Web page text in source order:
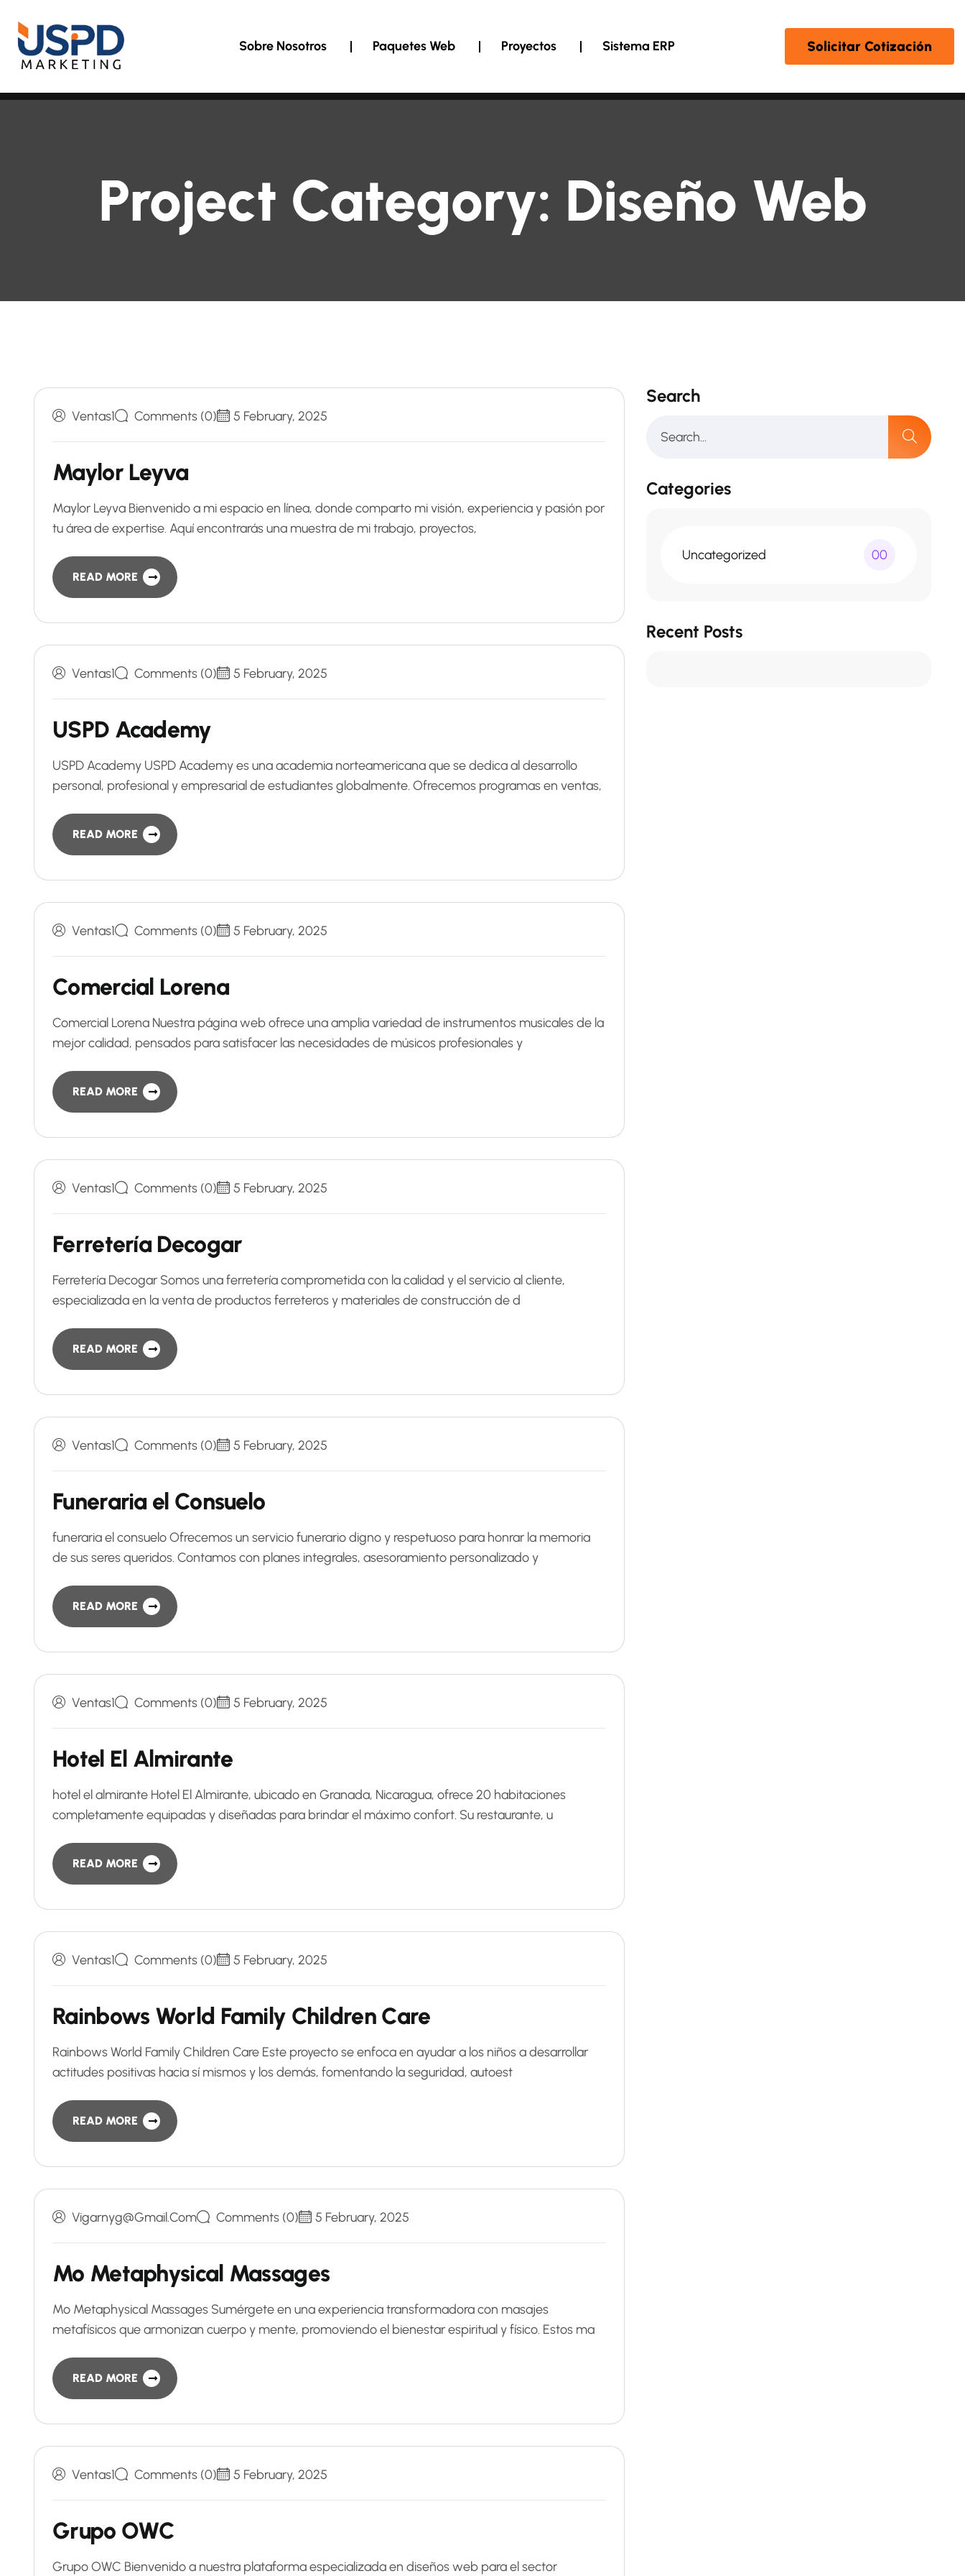
Sobre Nosotros Paquetes Web Proyectos Sistema ERP Solicitar Cotización
Project Category: Diseño Web
Ventas1 Comments (0) 5 February, 2025
Maylor Leyva
Maylor Leyva Bienvenido a mi espacio en línea, donde comparto mi visión, experiencia y pasión por
tu área de expertise. Aquí encontrarás una muestra de mi trabajo, proyectos,
READ MORE
Ventas1 Comments (0) 5 February, 2025
USPD Academy
USPD Academy USPD Academy es una academia norteamericana que se dedica al desarrollo
personal, profesional y empresarial de estudiantes globalmente. Ofrecemos programas en ventas,
READ MORE
Ventas1 Comments (0) 5 February, 2025
Comercial Lorena
Comercial Lorena Nuestra página web ofrece una amplia variedad de instrumentos musicales de la
mejor calidad, pensados para satisfacer las necesidades de músicos profesionales y
READ MORE
Ventas1 Comments (0) 5 February, 2025
Ferretería Decogar
Ferretería Decogar Somos una ferretería comprometida con la calidad y el servicio al cliente,
especializada en la venta de productos ferreteros y materiales de construcción de d
READ MORE
Ventas1 Comments (0) 5 February, 2025
Funeraria el Consuelo
funeraria el consuelo Ofrecemos un servicio funerario digno y respetuoso para honrar la memoria
de sus seres queridos. Contamos con planes integrales, asesoramiento personalizado y
READ MORE
Ventas1 Comments (0) 5 February, 2025
Hotel El Almirante
hotel el almirante Hotel El Almirante, ubicado en Granada, Nicaragua, ofrece 20 habitaciones
completamente equipadas y diseñadas para brindar el máximo confort. Su restaurante, u
READ MORE
Ventas1 Comments (0) 5 February, 2025
Rainbows World Family Children Care
Rainbows World Family Children Care Este proyecto se enfoca en ayudar a los niños a desarrollar
actitudes positivas hacia sí mismos y los demás, fomentando la seguridad, autoest
READ MORE
Vigarnyg@gmail.com Comments (0) 5 February, 2025
Mo Metaphysical Massages
Mo Metaphysical Massages Sumérgete en una experiencia transformadora con masajes
metafísicos que armonizan cuerpo y mente, promoviendo el bienestar espiritual y físico. Estos ma
READ MORE
Ventas1 Comments (0) 5 February, 2025
Grupo OWC
Grupo OWC Bienvenido a nuestra plataforma especializada en diseños web para el sector
Search
Categories
Uncategorized 00
Recent Posts